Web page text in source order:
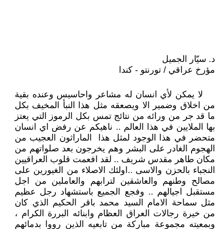
د. سيّار الجميل
مؤرخ عراقي / تورنتو - كندا
لا يمكن لأي انسان له مشاعر واحاسيس وعنده بقية
من اخلاق وضمير الا ويصعقه مثل هذا النبأ المخيف بكل
ما قد جر من ورائه من نتائج تمس بكل الرموز التي يعتز
بها الملايين في هذا العالم .. ناهيكم عن رفض اي انسان
متحضر في هذا الوجود لمثل هذا الماراثون العجيب من
الهجوم الغادر على البشر وهم يخرجون بعد صلواتهم من
مكان طاهر مقدس شريف .. لقد افعمت قلوب العراقيين
النجباء بالحزن والاسى ..اولئك الاصلاء من الغيورين على
مصالح وطنهم والعاشقين لترابهم والعاملين من اجل
مستقبل اجيالهم .. وفجع الجميع باستشهاد رجل عظيم
مثل سماحة الامام السيد محمد باقر الحكيم الذي كان
من خيرة رجالات العراق العظام وابنائه البررة الكرام ،
وبمعيته مجموعة مباركة من تابعيه الذين رووا بدمائهم